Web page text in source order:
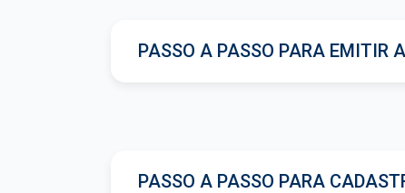
PASSO A PASSO PARA EMITIR
PASSO A PASSO PARA